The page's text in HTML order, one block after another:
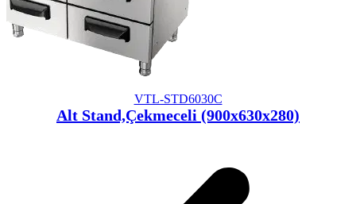
VTL-STD6030C
Alt Stand,Çekmeceli (900x630x280)